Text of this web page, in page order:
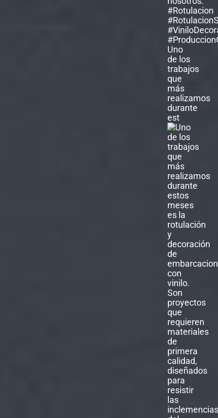
Uno
de los
trabajos
que
más
realizamos
durante
est